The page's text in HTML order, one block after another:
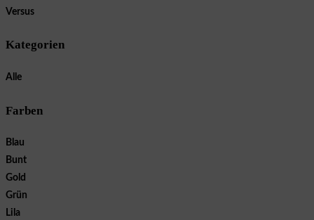
Versus
Kategorien
Alle
Farben
Blau
Bunt
Gold
Grün
Lila